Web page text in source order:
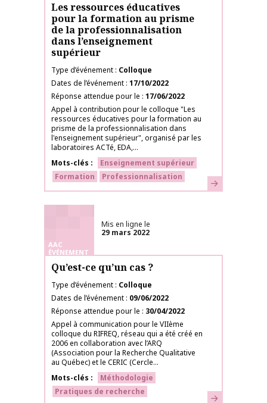
Les ressources éducatives
pour la formation au prisme
de la professionnalisation
dans l’enseignement
supérieur
Type d’événement Colloque
Dates de l’événement 17/10/2022
Réponse attendue pour le 17/06/2022
Appel à contribution pour le colloque "Les
ressources éducatives pour la formation au
prisme de la professionnalisation dans
l'enseignement supérieur", organisé par les
laboratoires ACTé, EDA,...
Mots-clés
Enseignement supérieur
Formation
Professionnalisation En savoir plus
AAC
ÉVÉNEMENT
Mis en ligne le
29 mars 2022
Qu’est-ce qu’un cas ?
Type d’événement Colloque
Dates de l’événement 09/06/2022
Réponse attendue pour le
30/04/2022
Appel à communication pour le VIIème
colloque du RIFREQ, réseau qui a été créé en
2006 en collaboration avec l’ARQ
(Association pour la Recherche Qualitative
au Québec) et le CERIC (Cercle...
Mots-clés
Méthodologie
Pratiques de recherche
En savoir plus